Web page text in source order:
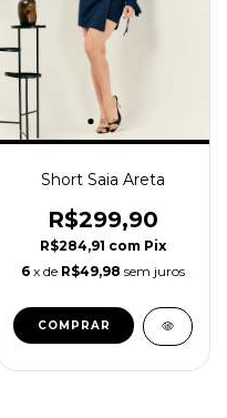
Short Saia Areta
R$299,90
R$284,91 com Pix
6 x de R$49,98 sem juros
COMPRAR